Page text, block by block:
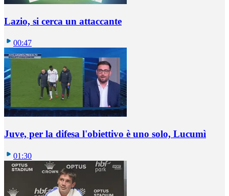
Lazio, si cerca un attaccante
00:47
Juve, per la difesa l'obiettivo è uno solo, Lucumì
01:30